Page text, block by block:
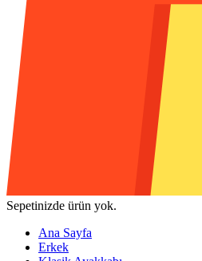
Sepetinizde ürün yok.
Ana Sayfa
Erkek